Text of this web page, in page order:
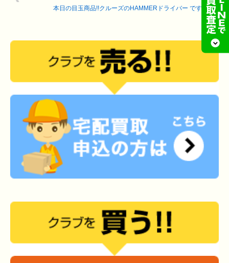
本日の目玉商品!!クルーズのHAMMERドライバー です!